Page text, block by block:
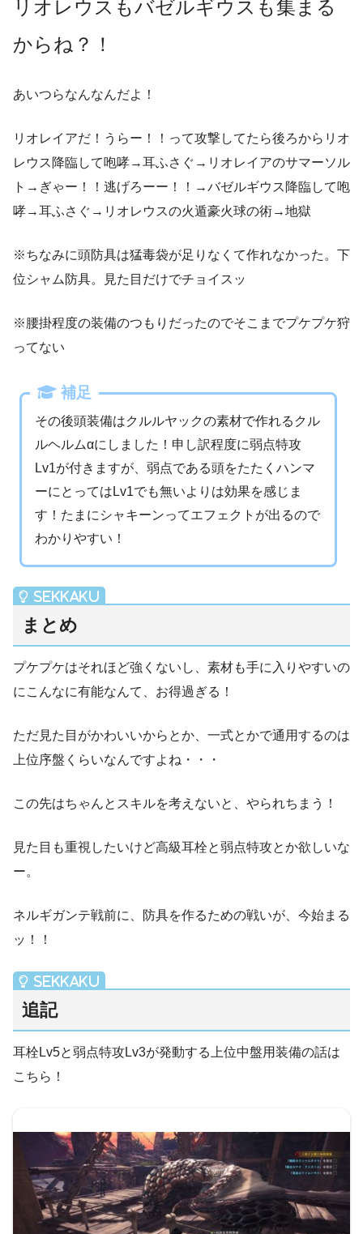
リオレウスもバゼルギウスも集まる
からね？！
あいつらなんなんだよ！
リオレイアだ！うらー！！って攻撃してたら後ろからリオ
レウス降臨して咆哮→耳ふさぐ→リオレイアのサマーソル
ト→ぎゃー！！逃げろーー！！→バゼルギウス降臨して咆
哮→耳ふさぐ→リオレウスの火遁豪火球の術→地獄
※ちなみに頭防具は猛毒袋が足りなくて作れなかった。下
位シャム防具。見た目だけでチョイスッ
※腰掛程度の装備のつもりだったのでそこまでプケプケ狩
ってない
補足
その後頭装備はクルルヤックの素材で作れるクル
ルヘルムαにしました！申し訳程度に弱点特攻
Lv1が付きますが、弱点である頭をたたくハンマ
ーにとってはLv1でも無いよりは効果を感じま
す！たまにシャキーンってエフェクトが出るので
わかりやすい！
まとめ
プケプケはそれほど強くないし、素材も手に入りやすいの
にこんなに有能なんて、お得過ぎる！
ただ見た目がかわいいからとか、一式とかで通用するのは
上位序盤くらいなんですよね・・・
この先はちゃんとスキルを考えないと、やられちまう！
見た目も重視したいけど高級耳栓と弱点特攻とか欲しいな
ー。
ネルギガンテ戦前に、防具を作るための戦いが、今始まる
ッ！！
追記
耳栓Lv5と弱点特攻Lv3が発動する上位中盤用装備の話は
こちら！